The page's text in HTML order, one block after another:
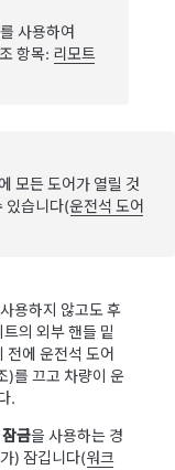
사용하여
항목: 리모트
모든 도어가 열릴 것
있습니다(운전석 도어
용하지 않고도 후
의 외부 핸들 밑
전에 운전석 도어
)를 끄고 차량이 운
.
금을 사용하는 경
) 잠깁니다(워크